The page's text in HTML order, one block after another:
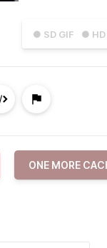
● SD GIF ● HD
ONE MORE